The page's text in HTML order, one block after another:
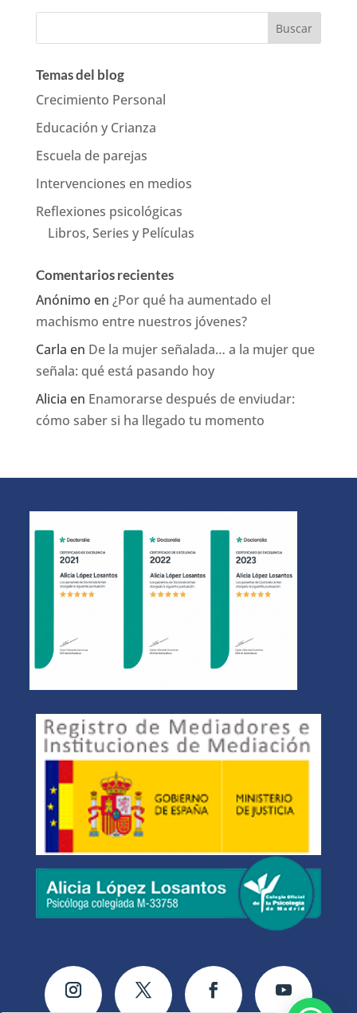
Temas del blog
Crecimiento Personal
Educación y Crianza
Escuela de parejas
Intervenciones en medios
Reflexiones psicológicas
Libros, Series y Películas
Comentarios recientes
Anónimo en ¿Por qué ha aumentado el
machismo entre nuestros jóvenes?
Carla en De la mujer señalada… a la mujer que
señala: qué está pasando hoy
Alicia en Enamorarse después de enviudar:
cómo saber si ha llegado tu momento